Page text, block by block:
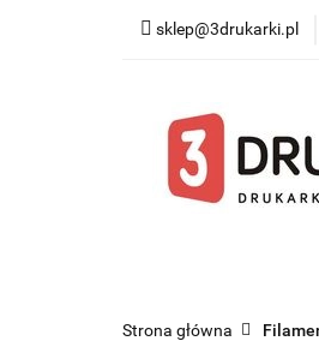
sklep@3drukarki.pl
Strona główna